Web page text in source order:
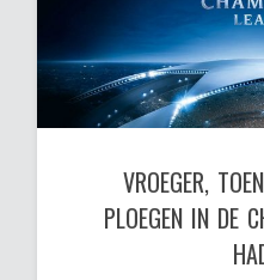
VROEGER,
PLOEGEN IN DE